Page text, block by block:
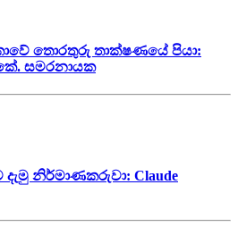
තොරතුරු තාක්ෂණයේ පියා:
සමරනායක
නිර්මාණකරුවා: Claude